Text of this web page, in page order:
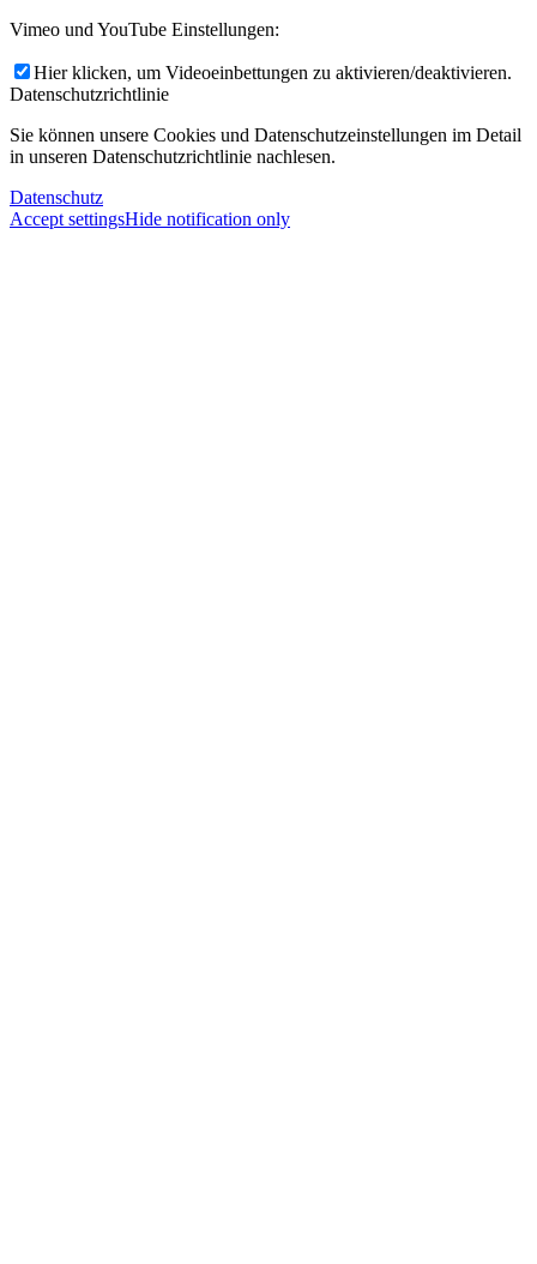
Vimeo und YouTube Einstellungen:
Hier klicken, um Videoeinbettungen zu aktivieren/deaktivieren.
Datenschutzrichtlinie
Sie können unsere Cookies und Datenschutzeinstellungen im Detail
in unseren Datenschutzrichtlinie nachlesen.
Datenschutz
Accept settingsHide notification only